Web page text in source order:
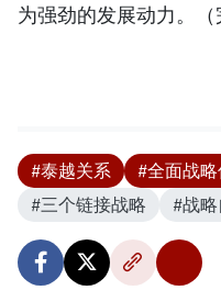
为强劲的发展动力。（
#泰越关系 #全面战
#三个链接战略
#战